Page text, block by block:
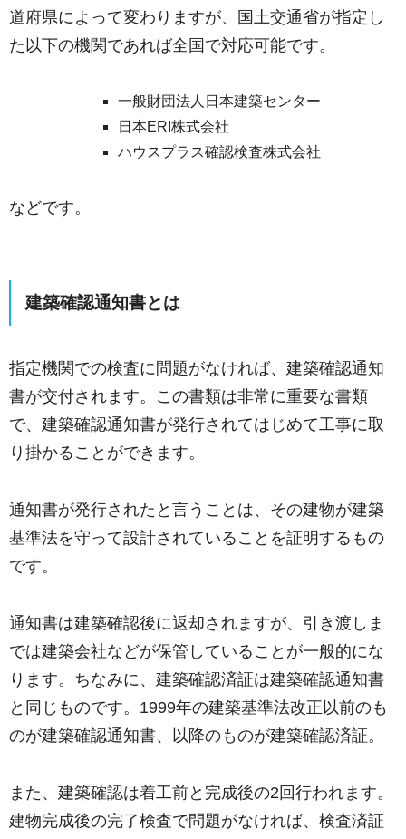
道府県によって変わりますが、国土交通省が指定し
た以下の機関であれば全国で対応可能です。
一般財団法人日本建築センター
日本ERI株式会社
ハウスプラス確認検査株式会社
などです。
建築確認通知書とは
指定機関での検査に問題がなければ、建築確認通知
書が交付されます。この書類は非常に重要な書類
で、建築確認通知書が発行されてはじめて工事に取
り掛かることができます。
通知書が発行されたと言うことは、その建物が建築
基準法を守って設計されていることを証明するもの
です。
通知書は建築確認後に返却されますが、引き渡しま
では建築会社などが保管していることが一般的にな
ります。ちなみに、建築確認済証は建築確認通知書
と同じものです。1999年の建築基準法改正以前のも
のが建築確認通知書、以降のものが建築確認済証。
また、建築確認は着工前と完成後の2回行われます。
建物完成後の完了検査で問題がなければ、検査済証